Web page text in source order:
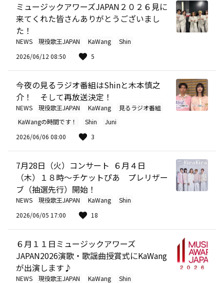
ミュージックアワーズJAPAN２０２６見に
来てくれた皆さんありがとうございまし
た！
NEWS 現役歌王JAPAN KaWang
Shin
2026/06/12 08:50
5
今夜の見るラジオ番組はShinと木本慎之
介！ そして再放送決定！
NEWS 現役歌王JAPAN KaWang
見るラジオ番組
KaWangの時間です！
Shin
Juni
2026/06/06 08:00
3
7月28日（火）コンサート ６月４日
（木）１８時～チケットぴあ プレリザー
ブ（抽選先行）開始！
NEWS 現役歌王JAPAN KaWang
Shin
2026/06/05 17:00
18
６月１１日ミュージックアワーズ
JAPAN2026演歌・歌謡曲授賞式にKaWang
が出演します♪
NEWS 現役歌王JAPAN KaWang
Shin